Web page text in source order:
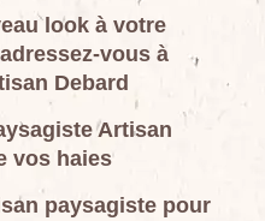
look à votre
vous à
Debard
Artisan
vos haies
paysagiste pour